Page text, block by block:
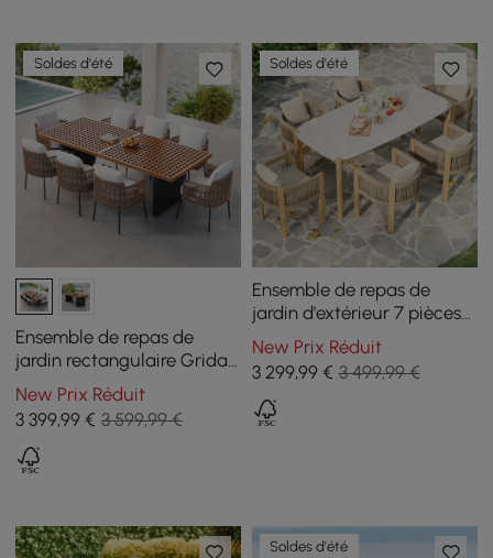
Soldes d'été
Ensemble de repas de
jardin rectangulaire Grida
9 pièces avec 8 chaises en
teck et résine tressée
New Prix Réduit
3 399,99 € 3 599,99 €
Soldes d'été
Ensemble de repas de
jardin d'extérieur 7 pièces
Boheva avec 6 chaises en
béton et corde tressée de
teck
New Prix Réduit
3 299,99€ 3 499,99 €
Soldes d'été